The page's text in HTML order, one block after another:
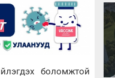
боломжтой